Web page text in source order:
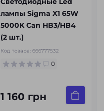
лампы Sigma X1 65W
5000K Can HB3/HB4
(2 шт.)
Код товара: 666777532
0
1 160 грн